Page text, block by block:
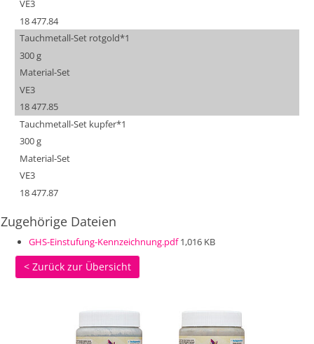
VE3
18 477.84
Tauchmetall-Set rotgold*1
300 g
Material-Set
VE3
18 477.85
Tauchmetall-Set kupfer*1
300 g
Material-Set
VE3
18 477.87
Zugehörige Dateien
GHS-Einstufung-Kennzeichnung.pdf 1,016 KB
< Zurück zur Übersicht